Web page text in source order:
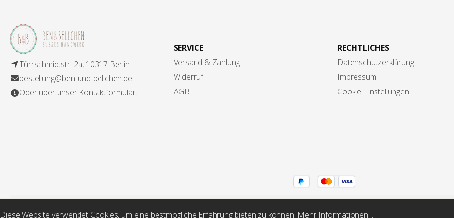
Türrschmidtstr. 2a, 10317 Berlin
bestellung@ben-und-bellchen.de
Oder über unser Kontaktformular.
SERVICE
Versand & Zahlung
Widerruf
AGB
RECHTLICHES
Datenschutzerklärung
Impressum
Cookie-Einstellungen
und ggf. Nachnahmegebühren,
Diese Website verwendet Cookies, um eine bestmögliche Erfahrung bieten zu können. Mehr Informationen ...